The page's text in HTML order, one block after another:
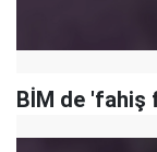
BİM de 'fahiş